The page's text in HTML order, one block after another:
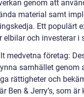
genom att
material samt
Ett populärt
elbilar och investerar i
medvetna företag:
samhället genom
rättigheter och
Ben & Jerry’s, som